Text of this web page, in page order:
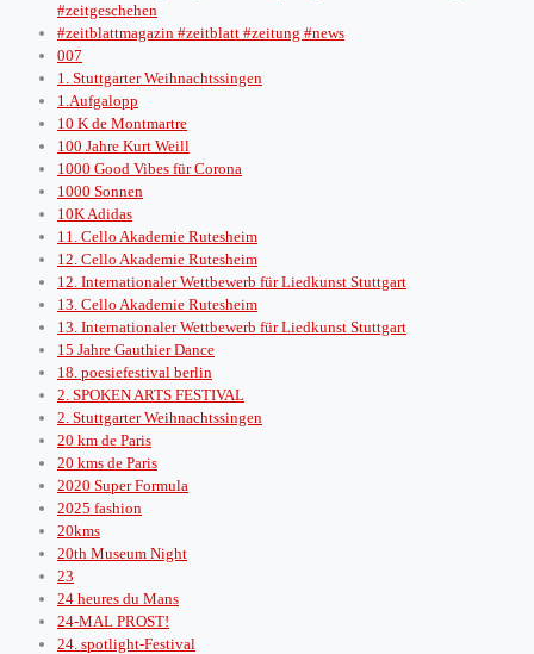
#zeitgeschehen
#zeitblattmagazin #zeitblatt #zeitung #news
007
1. Stuttgarter Weihnachtssingen
1.Aufgalopp
10 K de Montmartre
100 Jahre Kurt Weill
1000 Good Vibes für Corona
1000 Sonnen
10K Adidas
11. Cello Akademie Rutesheim
12. Cello Akademie Rutesheim
12. Internationaler Wettbewerb für Liedkunst Stuttgart
13. Cello Akademie Rutesheim
13. Internationaler Wettbewerb für Liedkunst Stuttgart
15 Jahre Gauthier Dance
18. poesiefestival berlin
2. SPOKEN ARTS FESTIVAL
2. Stuttgarter Weihnachtssingen
20 km de Paris
20 kms de Paris
2020 Super Formula
2025 fashion
20kms
20th Museum Night
23
24 heures du Mans
24-MAL PROST!
24. spotlight-Festival